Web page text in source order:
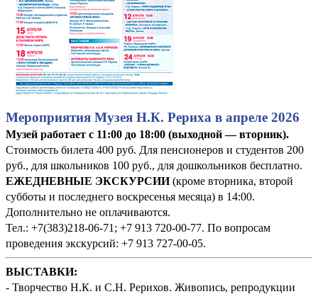
Мероприятия Музея Н.К. Рериха в апреле 2026
Музей работает с 11:00 до 18:00 (выходной — вторник).
Стоимость билета 400 руб. Для пенсионеров и студентов 200
руб., для школьников 100 руб., для дошкольников бесплатно.
ЕЖЕДНЕВНЫЕ ЭКСКУРСИИ(кроме вторника, второй
субботы и последнего воскресенья месяца) в 14:00.
Дополнительно не оплачиваются.
Тел.: +7(383)218-06-71; +7 913 720-00-77. По вопросам
проведения экскурсий: +7 913 727-00-05.
ВЫСТАВКИ:
- Творчество Н.К. и С.Н. Рерихов. Живопись, репродукции